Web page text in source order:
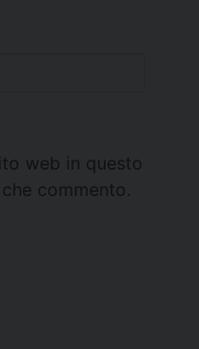
web in questo
commento.